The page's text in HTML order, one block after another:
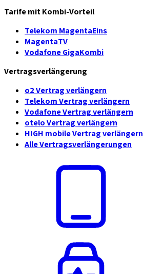
Tarife mit Kombi-Vorteil
Telekom MagentaEins
MagentaTV
Vodafone GigaKombi
Vertragsverlängerung
o2 Vertrag verlängern
Telekom Vertrag verlängern
Vodafone Vertrag verlängern
otelo Vertrag verlängern
HIGH mobile Vertrag verlängern
Alle Vertragsverlängerungen